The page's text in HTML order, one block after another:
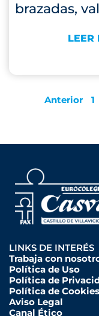
brazadas,
LEER
Anterior 1
LINKS DE INTERÉS
Trabaja con
Política de Uso
Política de
Política de Cookies
Aviso Legal
Canal Ético